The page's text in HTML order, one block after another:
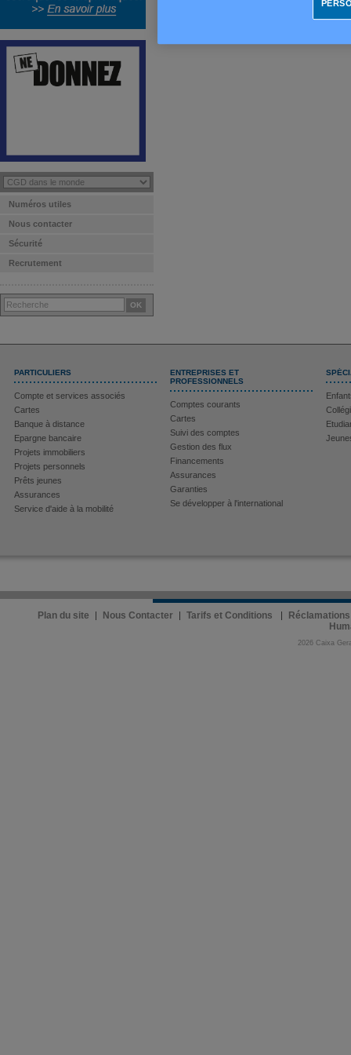
Numéros utiles
Nous contacter
Sécurité
Recrutement
PARTICULIERS
Compte et services associés
Cartes
Banque à distance
Epargne bancaire
Projets immobiliers
Projets personnels
Prêts jeunes
Assurances
Service d'aide à la mobilité
ENTREPRISES ET
PROFESSIONNELS
Comptes courants
Cartes
Suivi des comptes
Gestion des flux
Financements
Assurances
Garanties
Se développer à l'international
Plan du site Nous Contacter Tarifs et Conditions
Réclamations
2026 Caixa